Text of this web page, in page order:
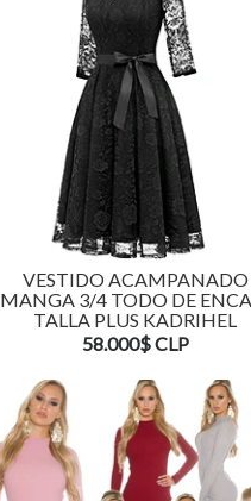
VESTIDO ACAMPANADO
MANGA 3/4 TODO DE
TALLA PLUS KADRIHEL
58.000$ CLP